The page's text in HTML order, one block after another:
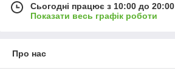
Сьогодні працює з 10:00 до 20:00
Показати весь графік роботи
Про нас